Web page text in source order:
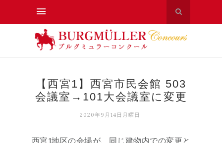
【西宮1】西宮市民会館 503
会議室→101大会議室に変更
2020年9月14日月曜日